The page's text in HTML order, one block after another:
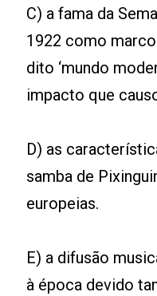
C) a fama da
1922 como
dito ‘mundo
impacto que
D) as
samba de
europeias.
E) a difusão
à época devido